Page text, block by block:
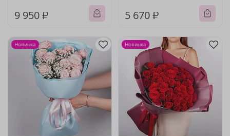
9 950 ₽ 5 670 ₽
Новинка Новинка